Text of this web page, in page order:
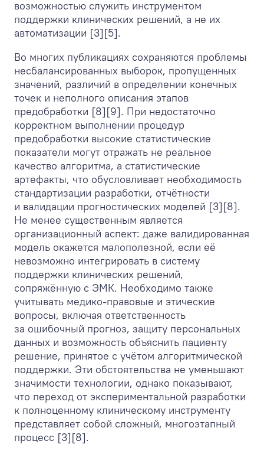
возможностью служить инструментом
поддержки клинических решений, а не их
автоматизации [3][5].
Во многих публикациях сохраняются проблемы
несбалансированных выборок, пропущенных
значений, различий в определении конечных
точек и неполного описания этапов
предобработки [8][9]. При недостаточно
корректном выполнении процедур
предобработки высокие статистические
показатели могут отражать не реальное
качество алгоритма, а статистические
артефакты, что обусловливает необходимость
стандартизации разработки, отчётности
и валидации прогностических моделей [3][8].
Не менее существенным является
организационный аспект: даже валидированная
модель окажется малополезной, если её
невозможно интегрировать в систему
поддержки клинических решений,
сопряжённую с ЭМК. Необходимо также
учитывать медико-правовые и этические
вопросы, включая ответственность
за ошибочный прогноз, защиту персональных
данных и возможность объяснить пациенту
решение, принятое с учётом алгоритмической
поддержки. Эти обстоятельства не уменьшают
значимости технологии, однако показывают,
что переход от экспериментальной разработки
к полноценному клиническому инструменту
представляет собой сложный, многоэтапный
процесс [3][8].